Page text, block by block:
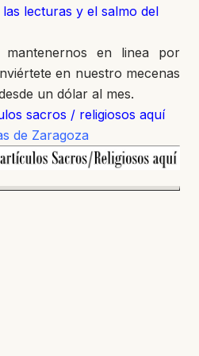
lecturas y el salmo del
mantenernos en linea por
en nuestro mecenas
un dólar al mes.
sacros / religiosos aquí
de Zaragoza